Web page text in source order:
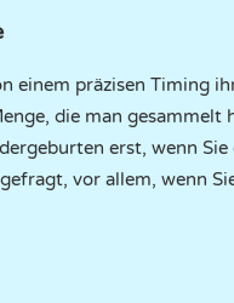
einem präzisen Timing
die man gesammelt
erst, wenn
vor allem, wenn